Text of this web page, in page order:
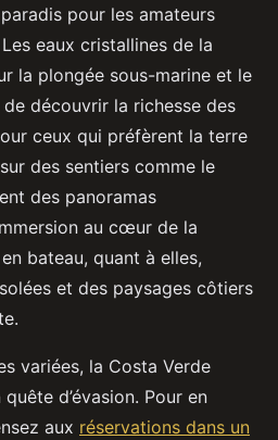
pour les amateurs
eaux cristallines de la
la plongée sous-marine et le
découvrir la richesse des
ceux qui préfèrent la terre
des sentiers comme le
des panoramas
au cœur de la
bateau, quant à elles,
et des paysages côtiers
variées, la Costa Verde
d’évasion. Pour en
aux réservations dans un